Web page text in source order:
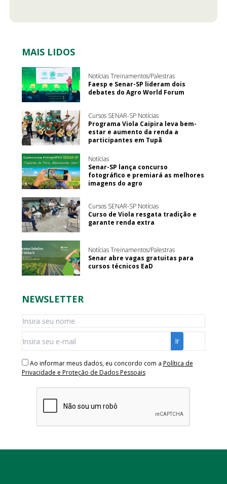
MAIS LIDOS
Notícias Treinamentos/Palestras
Faesp e Senar-SP lideram dois
debates do Agro World Forum
Cursos SENAR-SP Notícias
Programa Viola Caipira leva bem-
estar e aumento da renda a
participantes em Tupã
Notícias
Senar-SP lança concurso
fotográfico e premiará as melhores
imagens do agro
Cursos SENAR-SP Notícias
Curso de Viola resgata tradição e
garante renda extra
Notícias Treinamentos/Palestras
Senar abre vagas gratuitas para
cursos técnicos EaD
NEWSLETTER
Ao informar meus dados, eu concordo com a Política de
Privacidade e Proteção de Dados Pessoais